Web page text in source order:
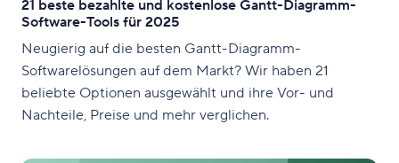
21 beste bezahlte und kostenlose Gantt-Diagramm-
Software-Tools für 2025
Neugierig auf die besten Gantt-Diagramm-
Softwarelösungen auf dem Markt? Wir haben 21
beliebte Optionen ausgewählt und ihre Vor- und
Nachteile, Preise und mehr verglichen.